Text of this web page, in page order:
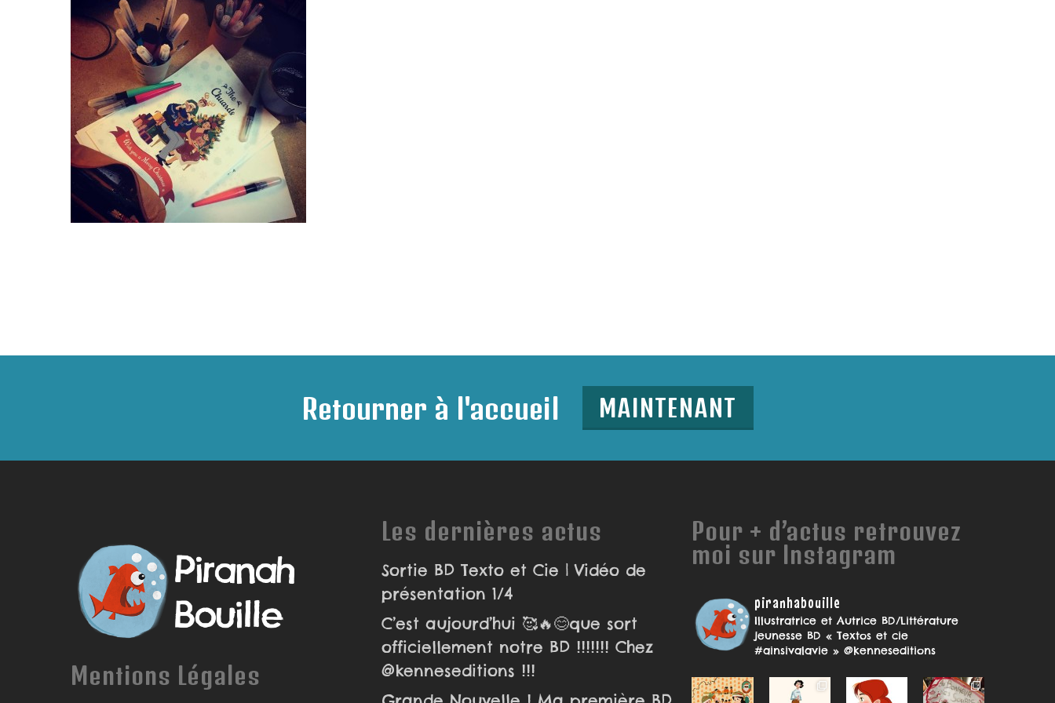
Retourner à l'accueil MAINTENANT
Mentions Légales
Les dernières actus
Sortie BD Texto et Cie | Vidéo de
présentation 1/4
C’est aujourd’hui 🥰🔥😊que sort
officiellement notre BD !!!!!!! Chez
@kenneseditions !!!
Pour + d’actus retrouvez
moi sur Instagram
piranhabouille
Illustratrice et Autrice BD/Littérature
jeunesse BD « Textos et cie
#ainsivalavie » @kenneseditions